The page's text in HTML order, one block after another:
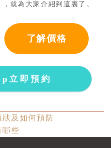
就為大家介紹到這裏了。
了解價格
立即預約
狀及如何預防
哪些